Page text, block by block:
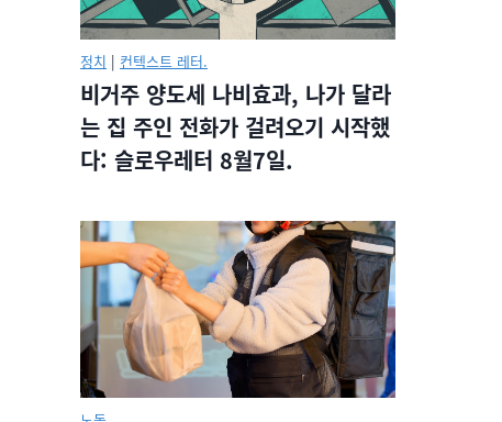
정치 | 컨텍스트 레터.
비거주 양도세 나비효과, 나가 달라
는 집 주인 전화가 걸려오기 시작했
다: 슬로우레터 8월7일.